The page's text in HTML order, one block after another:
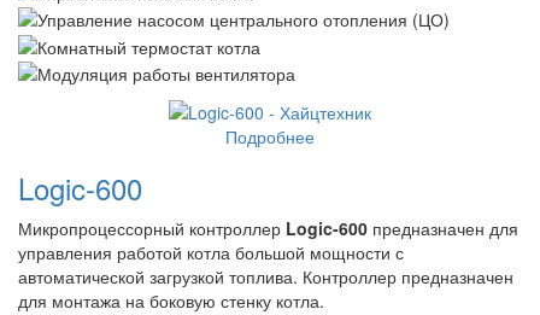
Подробнее
Logic-600
Микропроцессорный контроллер Logic-600 предназначен для
управления работой котла большой мощности с
автоматической загрузкой топлива. Контроллер предназначен
для монтажа на боковую стенку котла.